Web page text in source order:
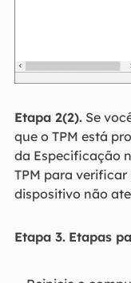
Etapa 2(2).Se
que o TPM está
da Especificação
TPM para verificar
dispositivo não
Etapa 3. Etapas